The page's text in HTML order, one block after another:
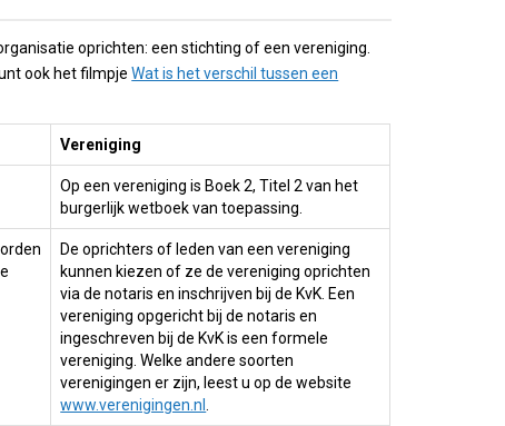
oprichten: een stichting of een vereniging.
ook het filmpjeWat is het verschil tussen een
Vereniging
Op een vereniging is Boek 2, Titel 2 van het
burgerlijk wetboek van toepassing.
De oprichters of leden van een vereniging
kunnen kiezen of ze de vereniging oprichten
via de notaris en inschrijven bij de KvK. Een
vereniging opgericht bij de notaris en
ingeschreven bij de KvK is een formele
vereniging. Welke andere soorten
verenigingen er zijn, leest u op de website
www.verenigingen.nl